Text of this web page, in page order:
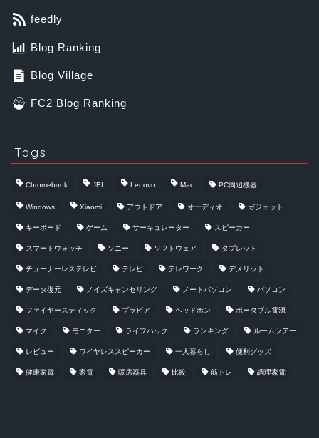
feedly
Blog Ranking
Blog Village
FC2 Blog Ranking
Tags
Chromebook JBL Lenovo Mac PC周辺機器
Windows Xiaomi アウトドア オーディオ ガジェット
キーボード ゲーム サーキュレーター スピーカー
スマートウォッチ ソニー ソフトウェア タブレット
チューナーレステレビ テレビ テレワーク デメリット
データ復元 ノイズキャンセリング ノートパソコン パソコン
ファイヤースティック ブラビア ヘッドホン ポータブル電源
マイク モニター ライフハック ランキング ルームツアー
レビュー ワイヤレススピーカー 一人暮らし 便利グッズ
健康家電 家電 暖房器具 比較 筋トレ 調理家電